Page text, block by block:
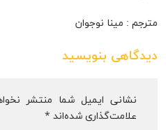
مترجم : مینا نوجوان
دیدگاهی بنویسید
نشانی ایمیل شما منتشر
علامت‌گذاری شده‌اند *